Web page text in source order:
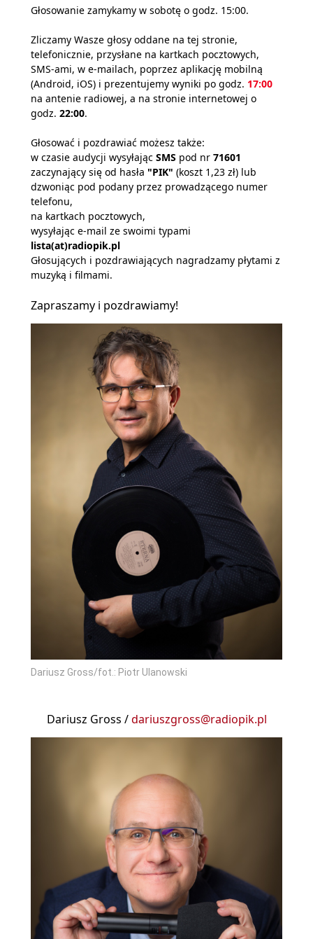
Głosowanie zamykamy w sobotę o godz. 15:00.
Zliczamy Wasze głosy oddane na tej stronie,
telefonicznie, przysłane na kartkach pocztowych,
SMS-ami, w e-mailach, poprzez aplikację mobilną
(Android, iOS) i prezentujemy wyniki po godz. 17:00
na antenie radiowej, a na stronie internetowej o
godz. 22:00.
Głosować i pozdrawiać możesz także:
w czasie audycji wysyłając SMS pod nr 71601
zaczynający się od hasła "PIK" (koszt 1,23 zł) lub
dzwoniąc pod podany przez prowadzącego numer
telefonu,
na kartkach pocztowych,
wysyłając e-mail ze swoimi typami
lista(at)radiopik.pl
Głosujących i pozdrawiających nagradzamy płytami z
muzyką i filmami.
Zapraszamy i pozdrawiamy!
Dariusz Gross/fot.: Piotr Ulanowski
Dariusz Gross /dariuszgross@radiopik.pl